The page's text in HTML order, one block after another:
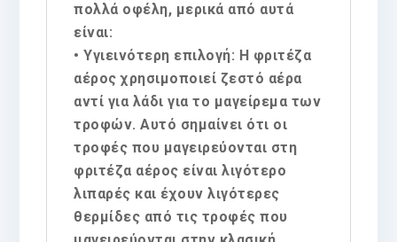
πολλά οφέλη, μερικά από αυτά
είναι:
• Υγιεινότερη επιλογή: Η φριτέζα
αέρος χρησιμοποιεί ζεστό αέρα
αντί για λάδι για το μαγείρεμα των
τροφών. Αυτό σημαίνει ότι οι
τροφές που μαγειρεύονται στη
φριτέζα αέρος είναι λιγότερο
λιπαρές και έχουν λιγότερες
θερμίδες από τις τροφές που